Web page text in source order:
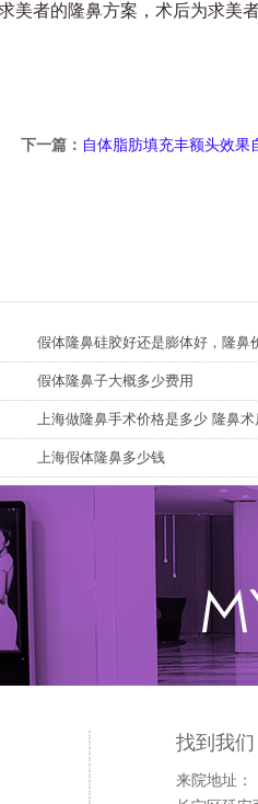
美者的隆鼻方案，术后为求美
下一篇： 自体脂肪填充丰额头效果
假体隆鼻硅胶好还是膨体好，隆鼻
假体隆鼻子大概多少费用
上海做隆鼻手术价格是多少 隆鼻术
上海假体隆鼻多少钱
找到我们
来院地址：